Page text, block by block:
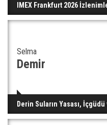
IMEX Frankfurt 2026
Selma
Demir
Derin Suların Yasası,